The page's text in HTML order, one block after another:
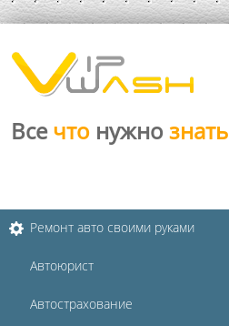
Все что нужно знать
Ремонт авто своими руками
Автоюрист
Автострахование